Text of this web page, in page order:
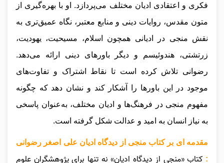
فکری و اعتقادی ادیان مختلف می‌پردازد. او با بهره‌گیری از
متون مقدس، روایات دینی و منابع معتبر، نگاه عمیق‌تری به
نقش منجی در ادیانی همچون اسلام، مسیحیت، یهودیت،
زرتشتی، هندوئیسم و دیگر باورهای دینی ارائه می‌دهد.
رضوانی تلاش کرده است تا نقاط اشتراک و تفاوت‌های
موجود در این باورها را آشکار کند و نشان دهد که چگونه
مفهوم منجی در فرهنگ‌ها و ادیان مختلف، به‌عنوان پاسخی
به نیاز انسان به امید و عدالت شکل گرفته است.
مقدمه ای بر کتاب منجی از دیدگاه ادیان علی اصغر رضوانی
: کتاب «منجی از دیدگاه ادیان» نه تنها برای پژوهشگران علوم